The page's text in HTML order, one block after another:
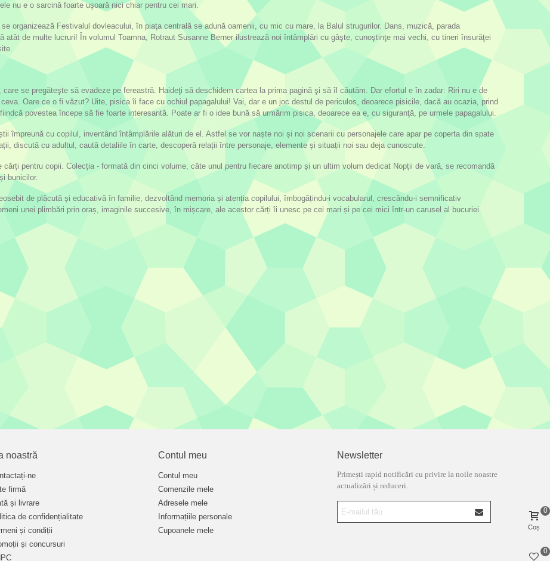
nu e o sarcină foarte uşoară nici chiar pentru cei mari.
organizează Festivalul dovleacului, în piaţa centrală se adună oamenii, cu mic cu mare, la Balul strugurilor. Dans, muzică, parada
atât de multe lucruri! În volumul Toamna, Rotraut Susanne Berner ilustrează noi întâmplări cu gâşte, cunoştinţe mai vechi, cu tineri însurăţei
se pregăteşte să evadeze pe fereastră. Haideţi să deschidem cartea la prima pagină şi să îl căutăm. Dar efortul e în zadar: Riri nu e de
Oare ce o fi văzut? Uite, pisica îi face cu ochiul papagalului! Vai, dar e un joc destul de periculos, deoarece pisicile, dacă au ocazia, prind
povestea începe să fie foarte interesantă. Poate ar fi o idee bună să urmărim pisica, deoarece ea e, cu siguranţă, pe urmele papagalului.
împreună cu copilul, inventând întâmplările alături de el. Astfel se vor naște noi și noi scenarii cu personajele care apar pe coperta din spate
discută cu adultul, caută detaliile în carte, descoperă relații între personaje, elemente și situații noi sau deja cunoscute.
pentru copii. Colecția - formată din cinci volume, câte unul pentru fiecare anotimp și un ultim volum dedicat Nopții de vară, se recomandă
bunicilor.
de plăcută și educativă în familie, dezvoltând memoria și atenția copilului, îmbogățindu-i vocabularul, crescându-i semnificativ
unei plimbări prin oraș, imaginile succesive, în mișcare, ale acestor cărți îi unesc pe cei mari și pe cei mici într-un carusel al bucuriei.
noastră
ne
firmă
și livrare
de confidențialitate
și condiții
și concursuri
Contul meu
Contul meu
Comenzile mele
Adresele mele
Informațiile personale
Cupoanele mele
Newsletter
Primești rapid notificări cu privire la noile noastre
actualizări și reduceri.
Coș
0
0